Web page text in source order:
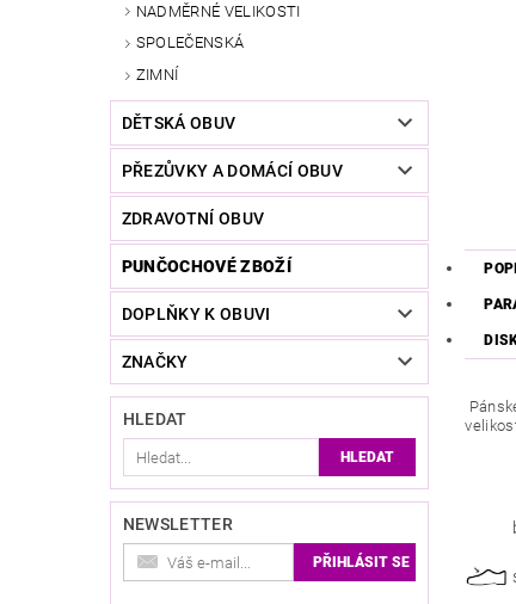
NADMĚRNÉ VELIKOSTI
SPOLEČENSKÁ
ZIMNÍ
DĚTSKÁ OBUV
PŘEZŮVKY A DOMÁCÍ OBUV
ZDRAVOTNÍ OBUV
PUNČOCHOVÉ ZBOŽÍ
DOPLŇKY K OBUVI
ZNAČKY
HLEDAT
NEWSLETTER